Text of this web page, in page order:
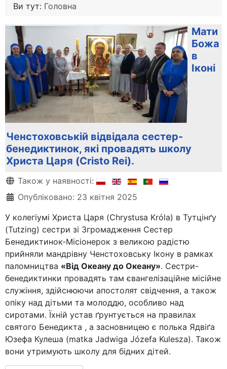
Ви тут: Головна
Мати
Божа
в
Іконі
Ченстоховській відвідала сестер-
бенедиктинок, які провадять школу
Христа Царя (Cristo Rei).
Деталі
Також у наявності:
Опубліковано: 23 квітня 2025
У колегіумі Христа Царя (Chrystusa Króla) в Тутцінґу
(Tutzing) сестри зі Згромадження Сестер
Бенедиктинок-Місіонерок з великою радістю
прийняли мандрівну Ченстоховську Ікону в рамках
паломництва «Від Океану до Океану». Сестри-
бенедиктинки провадять там євангелізаційне місійне
служіння, здійснюючи апостолят свідчення, а також
опіку над дітьми та молоддю, особливо над
сиротами. Їхній устав ґрунтується на правилах
святого Бенедикта , а засновницею є полька Ядвіґа
Юзефа Кулеша (matka Jadwiga Józefa Kulesza). Також
вони утримують школу для бідних дітей.